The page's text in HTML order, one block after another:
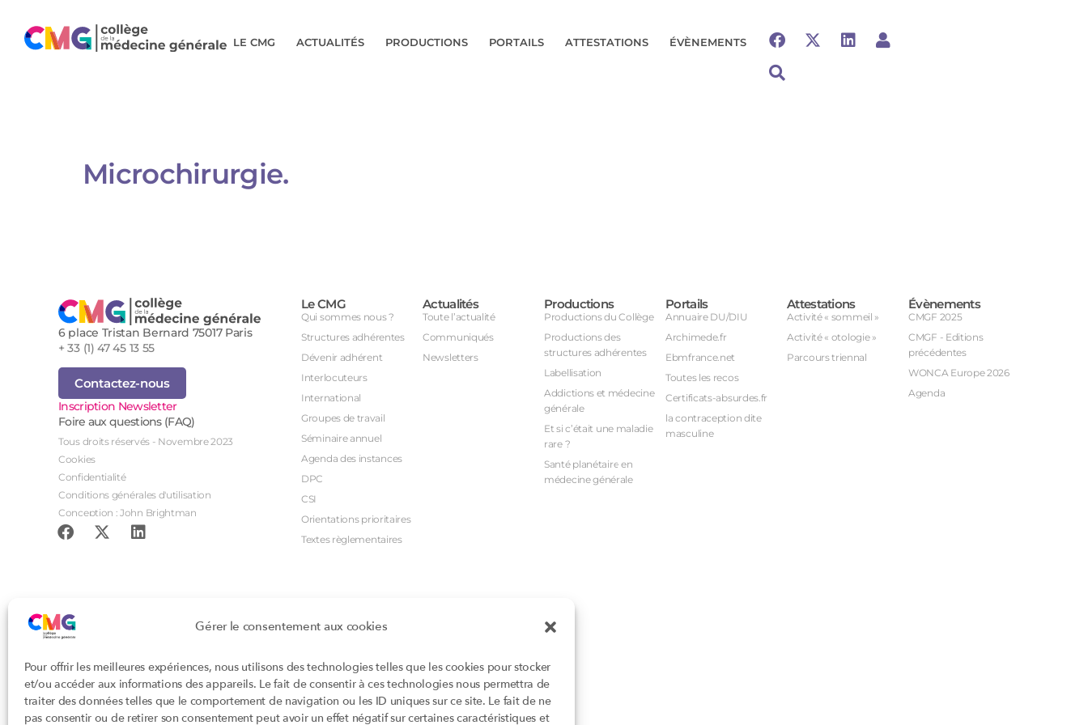
Gérer le consentement aux cookies
Pour offrir les meilleures expériences, nous utilisons des technologies telles que les cookies pour stocker
et/ou accéder aux informations des appareils. Le fait de consentir à ces technologies nous permettra de
traiter des données telles que le comportement de navigation ou les ID uniques sur ce site. Le fait de ne
pas consentir ou de retirer son consentement peut avoir un effet négatif sur certaines caractéristiques et
LE CMG ACTUALITÉS PRODUCTIONS PORTAILS ATTESTATIONS ÉVÈNEMENTS
Microchirurgie.​​​​​​​
6 place Tristan Bernard 75017 Paris
+ 33 (1) 47 45 13 55
Contactez-nous
Inscription Newsletter
Foire aux questions (FAQ)
Tous droits réservés - Novembre 2023
Cookies
Confidentialité
Conditions générales d'utilisation
Conception : John Brightman
Le CMG
Qui sommes nous ?
Structures adhérentes
Dévenir adhérent
Interlocuteurs
International
Groupes de travail
Séminaire annuel
Agenda des instances
DPC
CSI
Orientations prioritaires
Textes règlementaires
Actualités
Toute l’actualité
Communiqués
Newsletters
Productions
Productions du Collège
Productions des
structures adhérentes
Labellisation
Addictions et médecine
générale
Et si c’était une maladie
rare ?
Santé planétaire en
médecine générale
Portails
Annuaire DU/DIU
Archimede.fr
Ebmfrance.net
Toutes les recos
Certificats-absurdes.fr
la contraception dite
masculine
Attestations
Activité « sommeil »
Activité « otologie »
Parcours triennal
Évènements
CMGF 2025
CMGF - Editions
précédentes
WONCA Europe 2026
Agenda